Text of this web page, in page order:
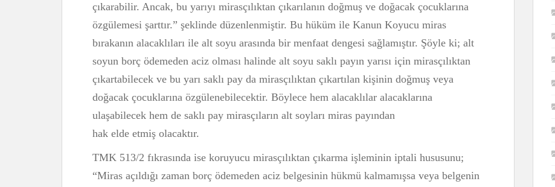
çıkarabilir. Ancak, bu yarıyı mirasçılıktan çıkarılanın doğmuş ve doğacak çocuklarına
özgülemesi şarttır.” şeklinde düzenlenmiştir. Bu hüküm ile Kanun Koyucu miras
bırakanın alacaklıları ile alt soyu arasında bir menfaat dengesi sağlamıştır. Şöyle ki; alt
soyun borç ödemeden aciz olması halinde alt soyu saklı payın yarısı için mirasçılıktan
çıkartabilecek ve bu yarı saklı pay da mirasçılıktan çıkartılan kişinin doğmuş veya
doğacak çocuklarına özgülenebilecektir. Böylece hem alacaklılar alacaklarına
ulaşabilecek hem de saklı pay mirasçıların alt soyları miras payından
hak elde etmiş olacaktır.
TMK 513/2 fıkrasında ise koruyucu mirasçılıktan çıkarma işleminin iptali hususunu;
“Miras açıldığı zaman borç ödemeden aciz belgesinin hükmü kalmamışsa veya belgenin